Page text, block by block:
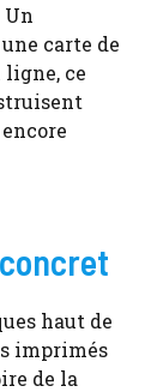
Un
carte de
ce
haut de
imprimés
de la